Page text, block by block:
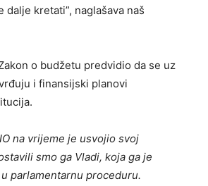
dalje kretati”, naglašava naš
o budžetu predvidio da se uz
i finansijski planovi
na vrijeme je usvojio svoj
smo ga Vladi, koja ga je
parlamentarnu proceduru.